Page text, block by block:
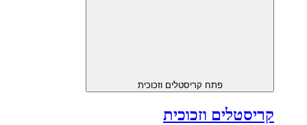
פתח קריסטלים וזכוכית
קריסטלים וזכוכית